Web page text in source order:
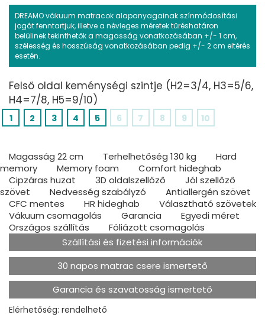
DREAMO vákuum matracok alapanyagainak színmódosítási
jogát fenntartjuk, illetve a névleges méretek tűréshatáron
belülinek tekinthetők a magasság vonatkozásában +/- 1 cm,
szélesség és hosszúság vonatkozásában pedig +/- 2 cm eltérés
esetén.
Felső oldal keménységi szintje (H2=3/4, H3=5/6,
H4=7/8, H5=9/10)
1 2 3 4 5 6 7 8 9 10
Magasság 22 cm Terhelhetőség 130 kg
Hard
memory
Memory foam
Comfort hideghab
Cipzáras huzat
3D oldalszellőző
Jól szellőző
szövet
Nedvesség szabályzó
Antiallergén szövet
CFC mentes
HR hideghab
Választható szövetek
Vákuum csomagolás
Garancia
Egyedi méret
Országos szállítás
Fóliázott csomagolás
Szállítási és fizetési információk
30 napos matrac csere ismertető
Garancia és szavatosság ismertető
Elérhetőség: rendelhető